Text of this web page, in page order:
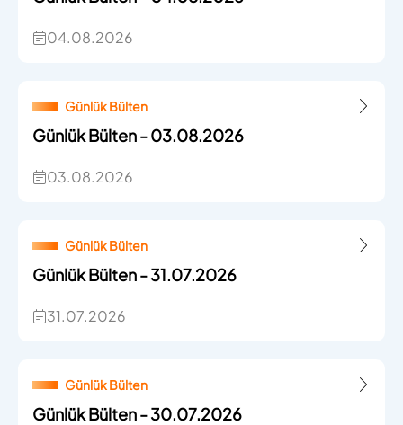
04.08.2026
Günlük Bülten
Günlük Bülten - 03.08.2026
03.08.2026
Günlük Bülten
Günlük Bülten - 31.07.2026
31.07.2026
Günlük Bülten
Günlük Bülten - 30.07.2026